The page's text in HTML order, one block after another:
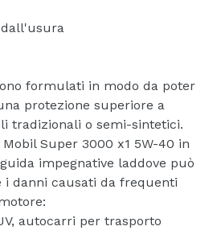
dall'usura
formulati in modo da poter
protezione superiore a
tradizionali o semi-sintetici.
Super 3000 x1 5W-40 in
impegnative laddove può
i danni causati da frequenti
autocarri per trasporto